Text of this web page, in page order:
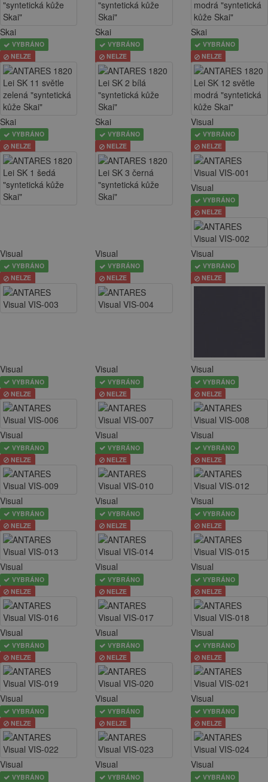
Skai
VYBRÁNO
NELZE
Skai
VYBRÁNO
NELZE
Skai
VYBRÁNO
NELZE
Skai
VYBRÁNO
NELZE
Skai
VYBRÁNO
NELZE
Visual
VYBRÁNO
NELZE
Visual
VYBRÁNO
NELZE
Visual
VYBRÁNO
NELZE
Visual
VYBRÁNO
NELZE
Visual
VYBRÁNO
NELZE
Visual
VYBRÁNO
NELZE
Visual
VYBRÁNO
NELZE
Visual
VYBRÁNO
NELZE
Visual
VYBRÁNO
NELZE
Visual
VYBRÁNO
NELZE
Visual
VYBRÁNO
NELZE
Visual
VYBRÁNO
NELZE
Visual
VYBRÁNO
NELZE
Visual
VYBRÁNO
NELZE
Visual
VYBRÁNO
NELZE
Visual
VYBRÁNO
NELZE
Visual
VYBRÁNO
NELZE
Visual
VYBRÁNO
NELZE
Visual
VYBRÁNO
NELZE
Visual
VYBRÁNO
NELZE
Visual
VYBRÁNO
NELZE
Visual
VYBRÁNO
NELZE
Visual
VYBRÁNO
NELZE
Visual
VYBRÁNO
Visual
VYBRÁNO
Visual
VYBRÁNO